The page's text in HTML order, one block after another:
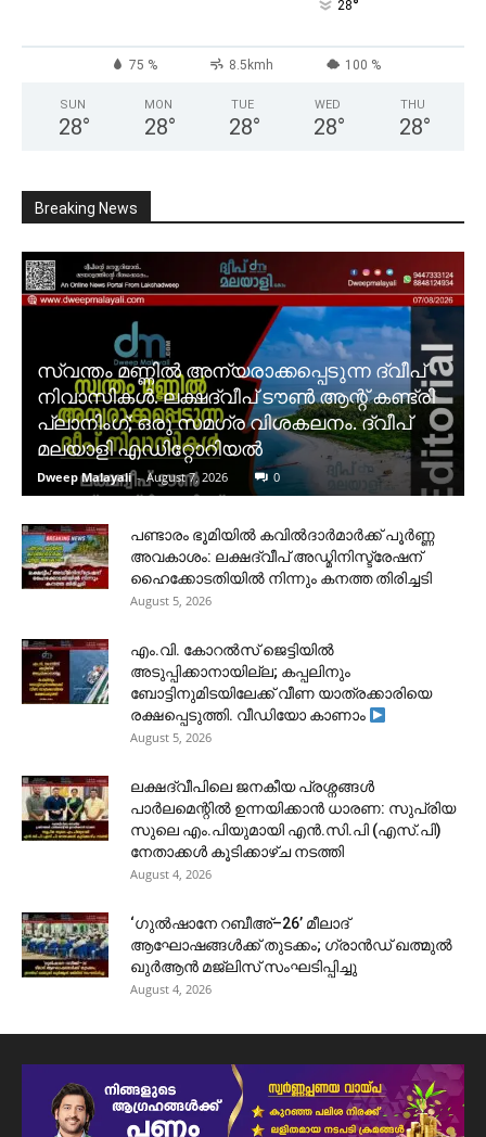
28°
75 % 8.5kmh 100 %
SUN
28°
MON
28°
TUE
28°
WED
28°
THU
28°
Breaking News
സ്വന്തം മണ്ണിൽ അന്യരാക്കപ്പെടുന്ന ദ്വീപ്
നിവാസികൾ. ലക്ഷദ്വീപ് ടൗൺ ആന്റ് കണ്ട്രി
പ്ലാനിംഗ്; ഒരു സമഗ്ര വിശകലനം. ദ്വീപ്
മലയാളി എഡിറ്റോറിയൽ
Dweep Malayali - August 7, 2026 0
പണ്ടാരം ഭൂമിയിൽ കവിൽദാർമാർക്ക് പൂർണ്ണ
അവകാശം: ലക്ഷദ്വീപ് അഡ്മിനിസ്ട്രേഷന്
ഹൈക്കോടതിയിൽ നിന്നും കനത്ത തിരിച്ചടി
August 5, 2026
​എം.വി. കോറൽസ് ജെട്ടിയിൽ
അടുപ്പിക്കാനായില്ല; കപ്പലിനും
ബോട്ടിനുമിടയിലേക്ക് വീണ യാത്രക്കാരിയെ
രക്ഷപ്പെടുത്തി. വീഡിയോ കാണാം
August 5, 2026
ലക്ഷദ്വീപിലെ ജനകീയ പ്രശ്നങ്ങൾ
പാർലമെന്റിൽ ഉന്നയിക്കാൻ ധാരണ: സുപ്രിയ
സുലെ എം.പിയുമായി എൻ.സി.പി (എസ്.പി)
നേതാക്കൾ കൂടിക്കാഴ്ച നടത്തി
August 4, 2026
‘ഗുൽഷാനേ റബീഅ്–26’ മീലാദ്
ആഘോഷങ്ങൾക്ക് തുടക്കം; ഗ്രാൻഡ് ഖത്മുൽ
ഖുർആൻ മജ്‌ലിസ് സംഘടിപ്പിച്ചു
August 4, 2026